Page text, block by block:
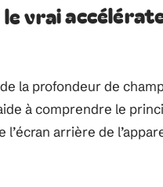
vrai
la profondeur de
à comprendre le
arrière de